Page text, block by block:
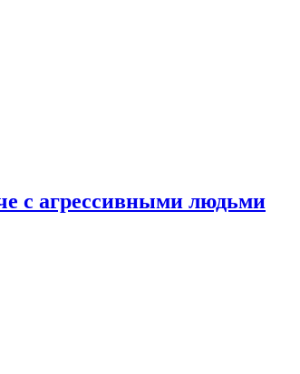
с агрессивными людьми